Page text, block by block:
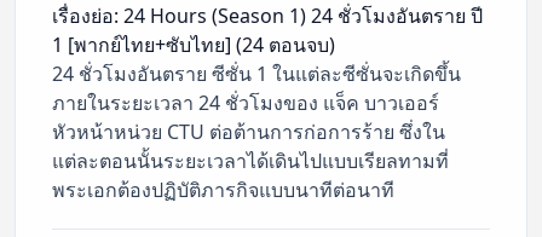
เรื่องย่อ: 24 Hours (Season 1) 24 ชั่วโมงอันตราย ปี
1 [พากย์ไทย+ซับไทย] (24 ตอนจบ)
24 ชั่วโมงอันตราย ซีซั่น 1 ในแต่ละซีซั่นจะเกิดขึ้น
ภายในระยะเวลา 24 ชั่วโมงของ แจ็ค บาวเออร์
หัวหน้าหน่วย CTU ต่อต้านการก่อการร้าย ซึ่งใน
แต่ละตอนนั้นระยะเวลาได้เดินไปแบบเรียลทามที่
พระเอกต้องปฏิบัติภารกิจแบบนาทีต่อนาที